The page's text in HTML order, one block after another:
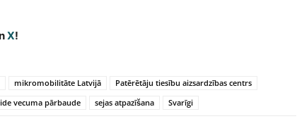
X!
mikromobilitāte Latvijā
Patērētāju tiesību aizsardzības centrs
vecuma pārbaude sejas atpazīšana Svarīgi